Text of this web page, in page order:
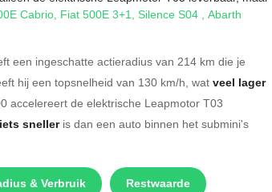
Cabrio, Fiat 500E 3+1, Silence S04 , Abarth
een ingeschatte actieradius van 214 km die je
hij een topsnelheid van 130 km/h, wat veel lager
accelereert de elektrische Leapmotor T03
iets snelleris dan een auto binnen het submini's
& Verbruik Restwaarde